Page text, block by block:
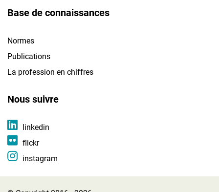
Base de connaissances
Normes
Publications
La profession en chiffres
Nous suivre
linkedin
flickr
instagram